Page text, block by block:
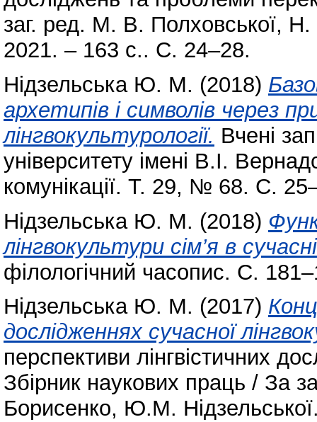
заг. ред. М. В. Полховської,
2021. – 163 с.. С. 24–28.
Нідзельська Ю. М. (2018)
архетипів і символів через
лінгвокультурології. Вчені
університету імені В.І.
комунікації. Т. 29, № 68. С.
Нідзельська Ю. М. (2018)
лінгвокультури сім’я в
філологічний часопис. С.
Нідзельська Ю. М. (2017)
дослідженнях сучасної
перспективи лінгвістичних
Збірник наукових праць / За
Борисенко, Ю.М.